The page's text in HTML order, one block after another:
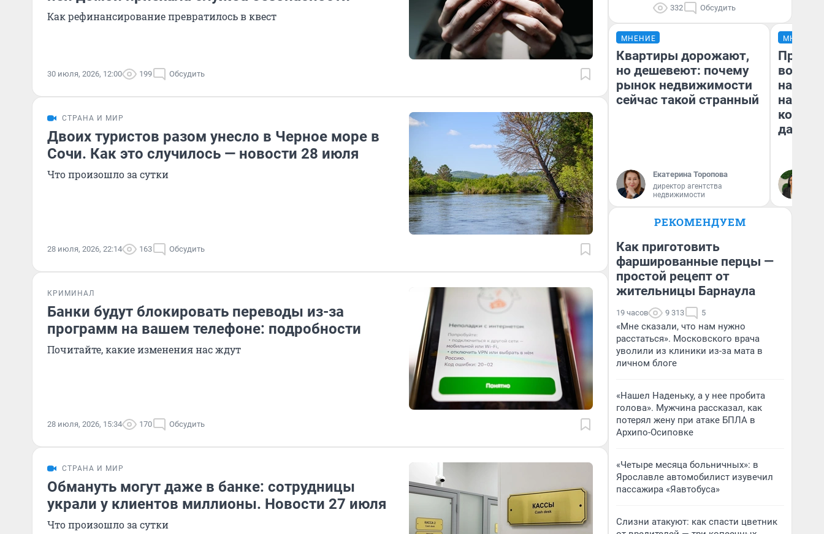
Как рефинансирование превратилось в квест
30 июля, 2026, 12:00 199 Обсудить
СТРАНА И МИР
Двоих туристов разом унесло в Черное море в
Сочи. Как это случилось — новости 28 июля
Что произошло за сутки
28 июля, 2026, 22:14 163 Обсудить
КРИМИНАЛ
Банки будут блокировать переводы из-за
программ на вашем телефоне: подробности
Почитайте, какие изменения нас ждут
28 июля, 2026, 15:34 170 Обсудить
СТРАНА И МИР
Обмануть могут даже в банке: сотрудницы
украли у клиентов миллионы. Новости 27 июля
Что произошло за сутки
332 Обсудить
МНЕНИЕ
Квартиры дорожают,
но дешевеют: почему
рынок недвижимости
сейчас такой странный
Екатерина Торопова
директор агентства
недвижимости
МНЕНИЕ
нам
даже
РЕКОМЕНДУЕМ
Как приготовить
фаршированные перцы —
простой рецепт от
жительницы Барнаула
19 часов 9 313 5
«Мне сказали, что нам нужно
расстаться». Московского врача
уволили из клиники из-за мата в
личном блоге
«Нашел Наденьку, а у нее пробита
голова». Мужчина рассказал, как
потерял жену при атаке БПЛА в
Архипо-Осиповке
«Четыре месяца больничных»: в
Ярославле автомобилист изувечил
пассажира «Яавтобуса»
Слизни атакуют: как спасти цветник